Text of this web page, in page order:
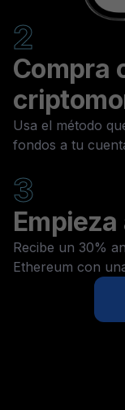
2
Compra
Usa el método
fondos a tu
3
Recibe un 30%
Ethereum con